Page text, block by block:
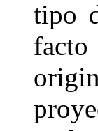
tipo
facto